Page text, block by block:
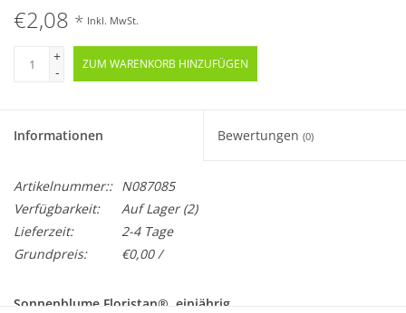
€2,08 * Inkl. MwSt.
+
-
ZUM WARENKORB HINZUFÜGEN
Informationen Bewertungen (0)
Artikelnummer:: N087085
Verfügbarkeit:
Auf Lager(2)
Lieferzeit:
2-4 Tage
Grundpreis:
€0,00 /
Sonnenblume Floristan®, einjährig